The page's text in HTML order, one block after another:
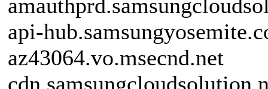
api-
az43064.vo.msecnd.net